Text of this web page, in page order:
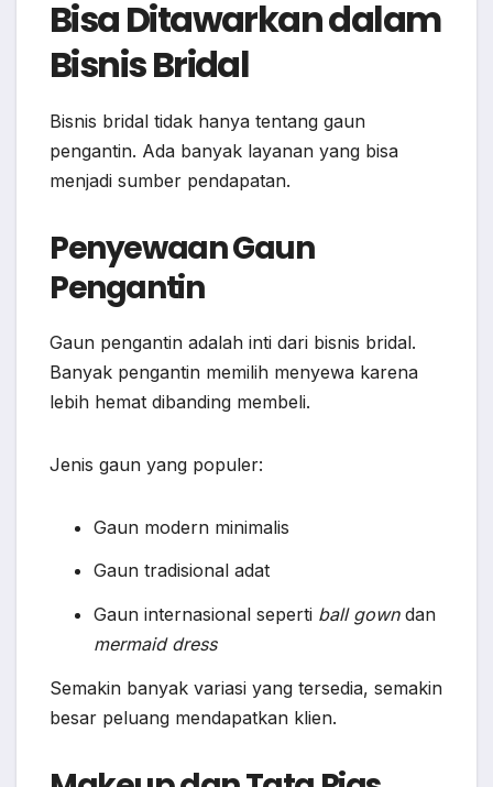
Bisa Ditawarkan dalam
Bisnis Bridal
Bisnis bridal tidak hanya tentang gaun
pengantin. Ada banyak layanan yang bisa
menjadi sumber pendapatan.
Penyewaan Gaun
Pengantin
Gaun pengantin adalah inti dari bisnis bridal.
Banyak pengantin memilih menyewa karena
lebih hemat dibanding membeli.
Jenis gaun yang populer:
Gaun modern minimalis
Gaun tradisional adat
Gaun internasional seperti ball gowndan
mermaid dress
Semakin banyak variasi yang tersedia, semakin
besar peluang mendapatkan klien.